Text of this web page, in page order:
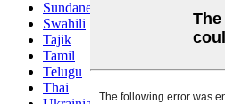
Sundanese
Swahili
Tajik
Tamil
Telugu
Thai